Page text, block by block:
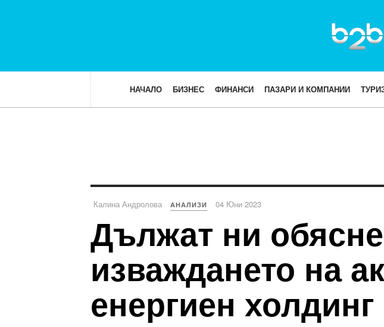
НАЧАЛО БИЗНЕС ФИНАНСИ ПАЗАРИ И КОМПАНИИ
Калина Андролова АНАЛИЗИ 04 Юни 2023
Дължат ни
изваждането на
енергиен холдинг